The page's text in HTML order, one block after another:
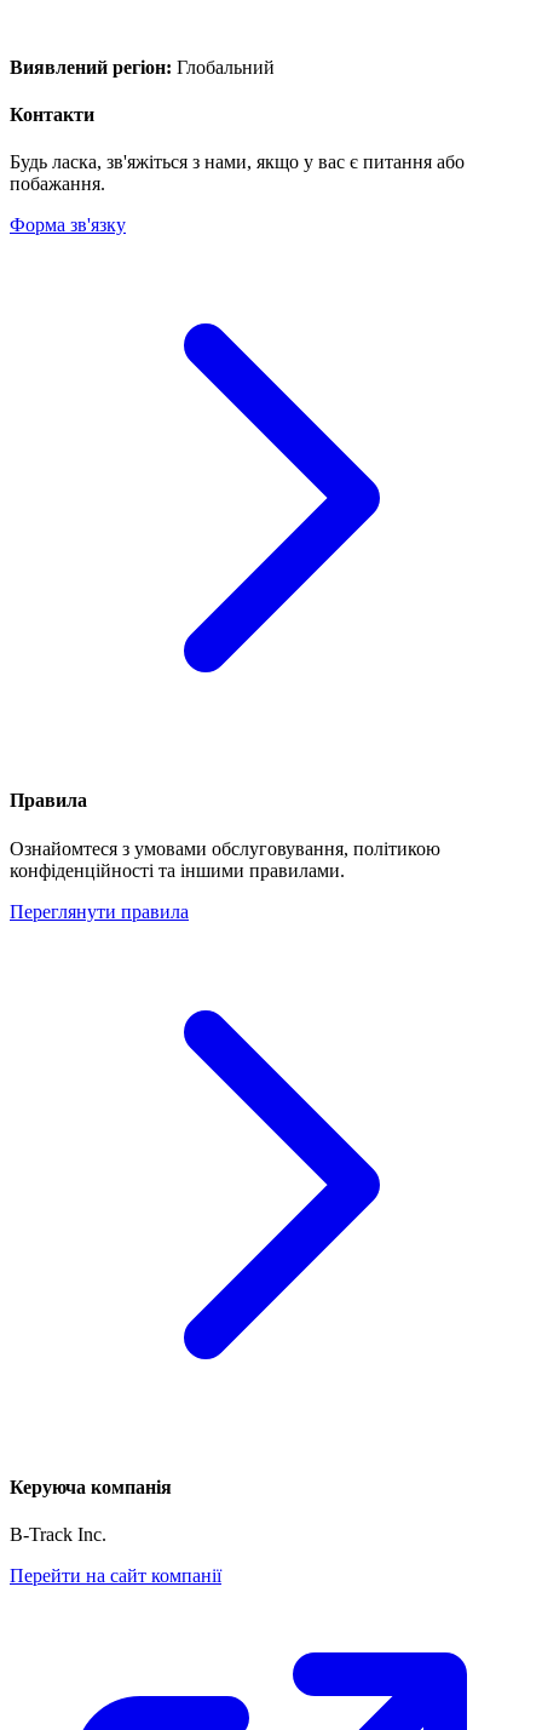
Виявлений регіон: Глобальний
Контакти
Будь ласка, зв'яжіться з нами, якщо у вас є питання або
побажання.
Форма зв'язку
Правила
Ознайомтеся з умовами обслуговування, політикою
конфіденційності та іншими правилами.
Переглянути правила
Керуюча компанія
B-Track Inc.
Перейти на сайт компанії